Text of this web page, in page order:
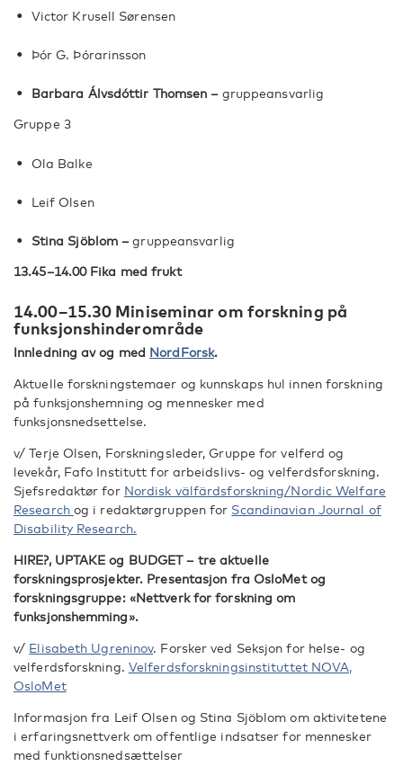
Victor Krusell Sørensen
Þór G. Þórarinsson
Barbara Álvsdóttir Thomsen – gruppeansvarlig
Gruppe 3
Ola Balke
Leif Olsen
Stina Sjöblom –gruppeansvarlig
13.45–14.00 Fika med frukt
14.00–15.30 Miniseminar om forskning på
funksjonshinderområde
Innledning av og med NordForsk.
Aktuelle forskningstemaer og kunnskaps hul innen forskning
på funksjonshemning og mennesker med
funksjonsnedsettelse.
v/ Terje Olsen, Forskningsleder, Gruppe for velferd og
levekår, Fafo Institutt for arbeidslivs- og velferdsforskning.
Sjefsredaktør for Nordisk välfärdsforskning/Nordic Welfare
Research og i redaktørgruppen for Scandinavian Journal of
Disability Research.
HIRE?, UPTAKE og BUDGET – tre aktuelle
forskningsprosjekter. Presentasjon fra OsloMet og
forskningsgruppe: «Nettverk for forskning om
funksjonshemming».
v/ Elisabeth Ugreninov. Forsker ved Seksjon for helse- og
velferdsforskning. Velferdsforskningsinstituttet NOVA,
OsloMet
Informasjon fra Leif Olsen og Stina Sjöblom om aktivitetene
i erfaringsnettverk om offentlige indsatser for mennesker
med funktionsnedsættelser